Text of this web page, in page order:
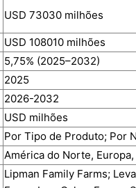
USD 73030 milhões
USD 108010 milhões
5,75% (2025–2032)
2025
2026-2032
USD milhões
Por Tipo de Produto; Por
América do Norte,
Lipman Family Farms;